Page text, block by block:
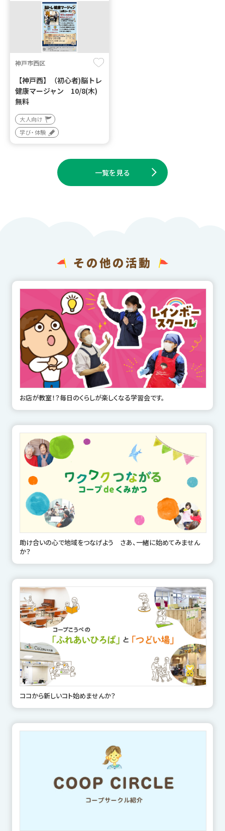
神戸市西区
【神戸西】（初心者)脳トレ
健康マージャン 10/8(木)
無料
大人向け
学び・体験
一覧を見る
その他の活動
お店が教室！？毎日のくらしが楽しくなる学習会です。
助け合いの心で地域をつなげよう さあ、一緒に始めてみません
か？
ココから新しいコト始めませんか？